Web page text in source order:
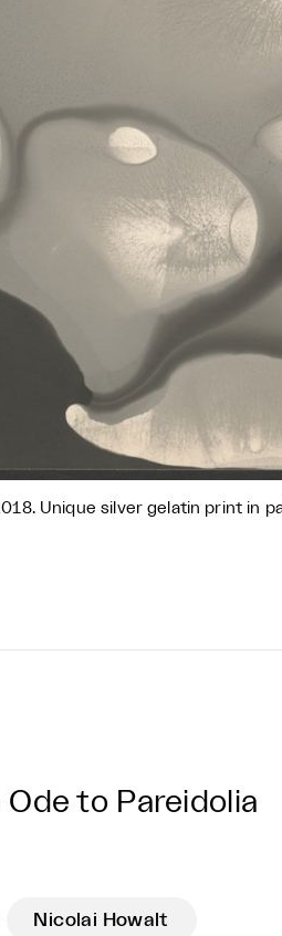
Unique silver gelatin print in
to Pareidolia
Nicolai Howalt